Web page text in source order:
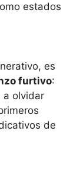
estados
es
furtivo:
a olvidar
de